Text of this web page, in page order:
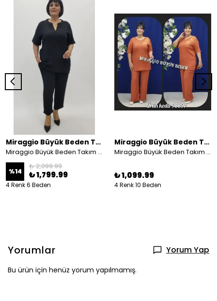
Miraggio Büyük Beden Takım
Miraggio Büyük Beden Takım 4505
%14
₺ 2,099.99
₺ 1,799.99
4 Renk 6 Beden
Miraggio Büyük Beden Takım
Miraggio Büyük Beden Takım 98891
₺ 1,099.99
4 Renk 10 Beden
Yorumlar Yorum Yap
Bu ürün için henüz yorum yapılmamış.